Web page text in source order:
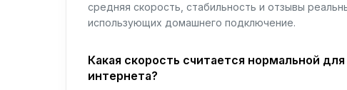
средняя скорость, стабильность и отзывы
использующих домашнего подключение.
Какая скорость считается нормальной
интернета?